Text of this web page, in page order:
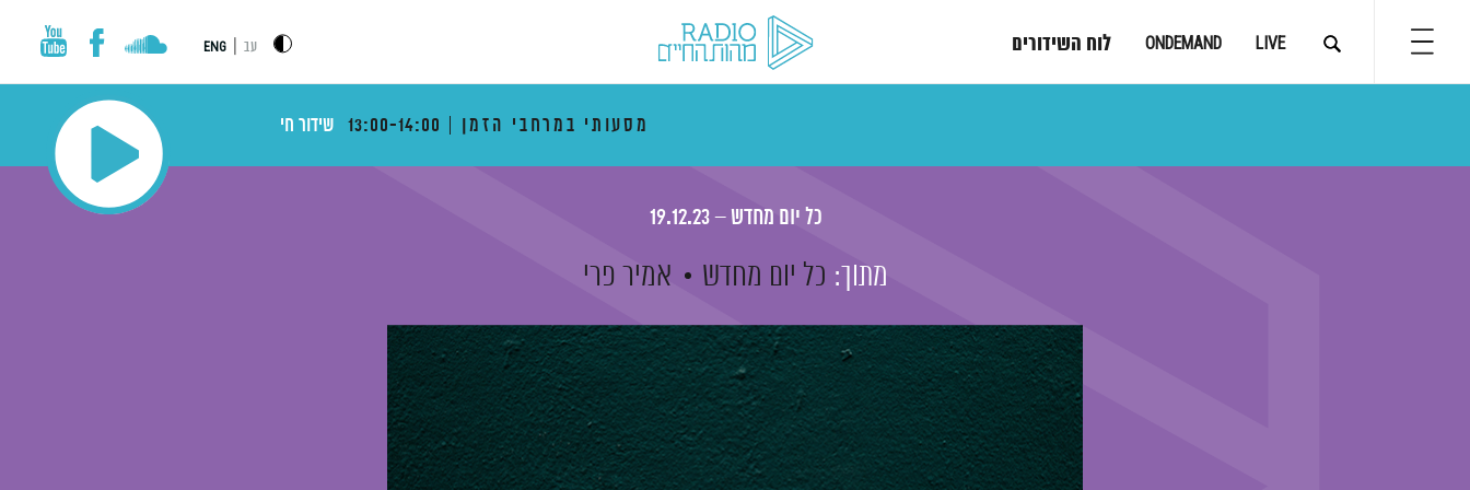
LIVE
ONDEMAND לוח השידורים עב ENG
מסעותי במרחבי הזמן 13:00-14:00 שידור חי
כל יום מחדש – 19.12.23
מתוך: כל יום מחדש אמיר פרי